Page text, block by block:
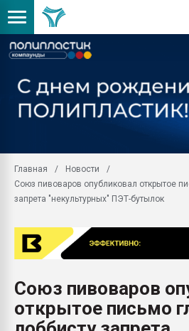
Главная
Новости
Союз пивоваров опубликовал открытое
запрета "некультурных" ПЭТ-бутылок
Союз пивоваров
открытое письмо